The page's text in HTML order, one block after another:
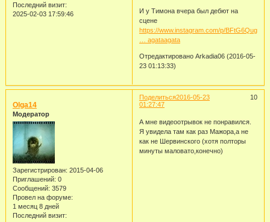
Последний визит:
2025-02-03 17:59:46
И у Тимона вчера был дебют на
сцене
https://www.instagram.com/p/BFtG6QugfA3
… agataagata
Отредактировано Arkadia06 (2016-05-
23 01:13:33)
Поделиться 10
2016-05-23
01:27:47
Olga14
Модератор
Зарегистрирован: 2015-04-06
Приглашений: 0
Сообщений: 3579
Провел на форуме:
1 месяц 8 дней
Последний визит:
А мне видеоотрывок не понравился.
Я увидела там как раз Мажора,а не
как не Шервинского (хотя полторы
минуты маловато,конечно)